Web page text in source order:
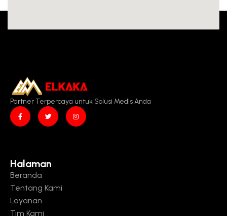
Partner Terpercaya untuk Solusi Medis Anda
Halaman
Beranda
Tentang Kami
Layanan
Tim Kami